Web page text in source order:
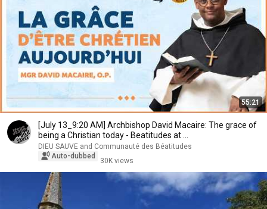
55:21
[July 13_9:20 AM] Archbishop David Macaire: The grace of
being a Christian today - Beatitudes at ...
DIEU SAUVE and Communauté des Béatitudes
Auto-dubbed
30K views